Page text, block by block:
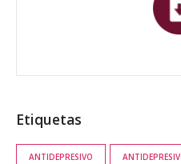
Etiquetas
ANTIDEPRESIVO